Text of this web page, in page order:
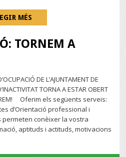
MÉS
TORNEM A
DE L’AJUNTAMENT DE
TORNA A ESTAR OBERT
Oferim els següents serveis:
d’Orientació professional i
permeten conèixer la vostra
aptituds i actituds, motivacions